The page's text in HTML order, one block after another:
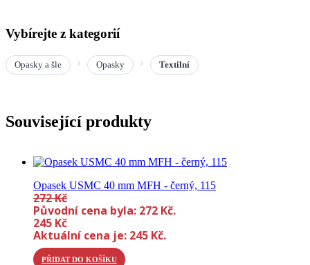
Vybírejte z kategorií
Opasky a šle Opasky Textilní
Související produkty
Opasek USMC 40 mm MFH - černý, 115
272Kč
Původní cena byla: 272 Kč.
245 Kč
Aktuální cena je: 245 Kč.
PŘIDAT DO KOŠÍKU